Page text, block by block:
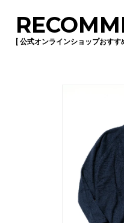
[ 公式オンラインショップおすす